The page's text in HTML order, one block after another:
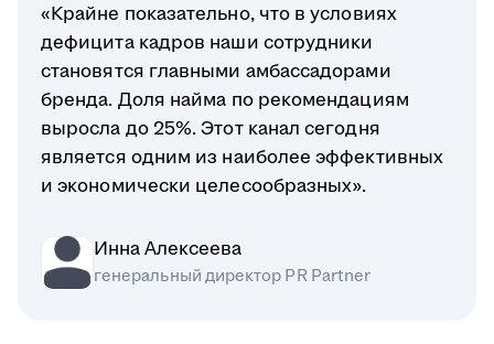
«Крайне показательно, что в условиях
дефицита кадров наши сотрудники
становятся главными амбассадорами
бренда. Доля найма по рекомендациям
выросла до 25%. Этот канал сегодня
является одним из наиболее эффективных
и экономически целесообразных».
Инна Алексеева
генеральный директор PR Partner